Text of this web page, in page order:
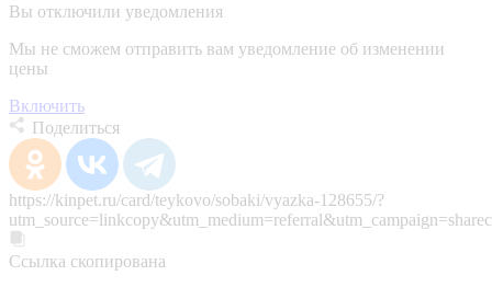
Вы отключили уведомления
Мы не сможем отправить вам уведомление об изменении
цены
Включить
Поделиться
https://kinpet.ru/card/teykovo/sobaki/vyazka-128655/?
Ссылка скопирована